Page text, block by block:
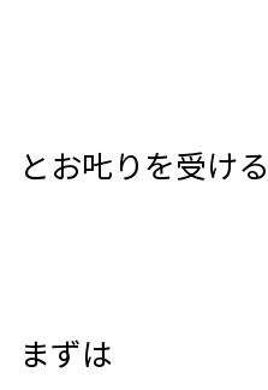
とお𠮟りを受け
まずは